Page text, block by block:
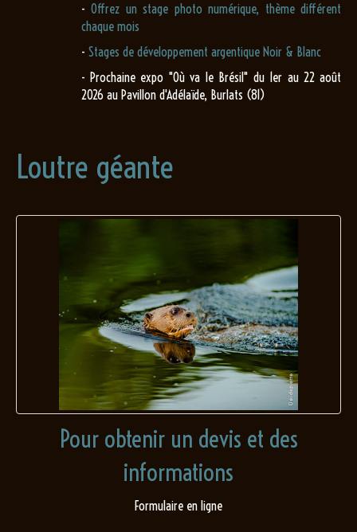
-Offrez un stage photo numérique, thème différent
chaque mois
- Stages de développement argentique Noir & Blanc
- Prochaine expo "Où va le Brésil" du 1er au 22 août
2026 au Pavillon d'Adélaïde, Burlats (81)
Loutre géante
Pour obtenir un devis et des
informations
Formulaire en ligne